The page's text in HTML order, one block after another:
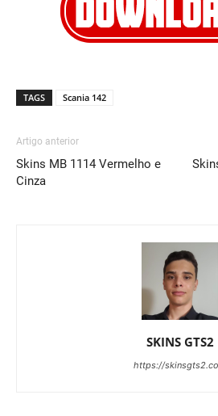
TAGS Scania 142
Artigo anterior
Skins MB 1114 Vermelho e
Cinza
SKINS GTS2
https://